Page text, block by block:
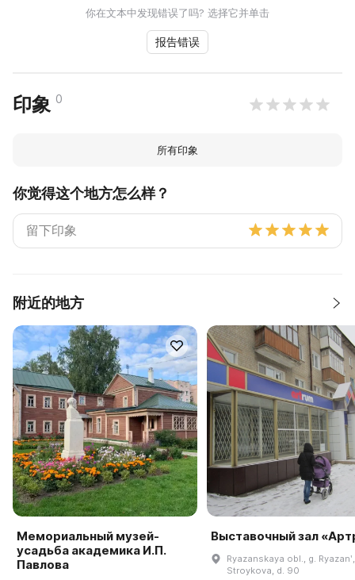
你在文本中发现错误了吗? 选择它并单击
报告错误
印象 0
所有印象
你觉得这个地方怎么样？
附近的地方
Мемориальный музей-
усадьба академика И.П.
Павлова
Выставочный зал
Ryazanskaya obl., g.
Stroykova, d. 90